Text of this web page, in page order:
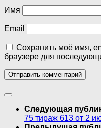
Имя
Email
Сохранить моё имя,
браузере для
Следующая
75 тираж 613 от 2